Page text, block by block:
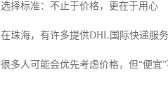
选择标准：不止于价格，更在于用心
在珠海，有许多提供DHL国际快递服
很多人可能会优先考虑价格，但“便宜”